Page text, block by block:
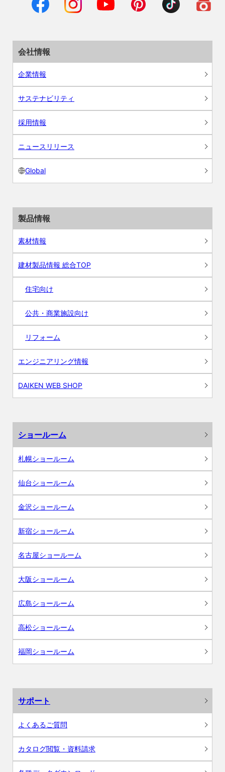
会社情報
企業情報
サステナビリティ
採用情報
ニュースリリース
Global
製品情報
素材情報
建材製品情報 総合TOP
住宅向け
公共・商業施設向け
リフォーム
エンジニアリング情報
DAIKEN WEB SHOP
ショールーム
札幌ショールーム
仙台ショールーム
金沢ショールーム
新宿ショールーム
名古屋ショールーム
大阪ショールーム
広島ショールーム
高松ショールーム
福岡ショールーム
サポート
よくあるご質問
カタログ閲覧・資料請求